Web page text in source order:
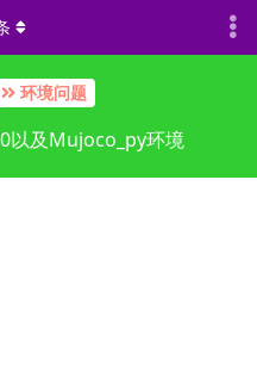
环境问题
以及Mujoco_py环境